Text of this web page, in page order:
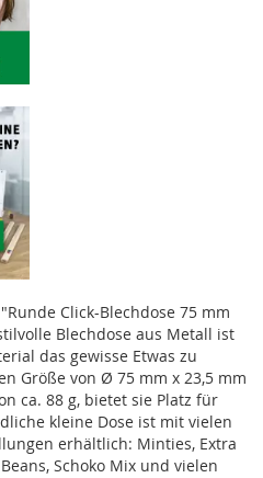
Click-Blechdose 75 mm
Blechdose aus Metall ist
das gewisse Etwas zu
Größe von Ø 75 mm x 23,5 mm
ca. 88 g, bietet sie Platz für
kleine Dose ist mit vielen
erhältlich: Minties, Extra
Schoko Mix und vielen